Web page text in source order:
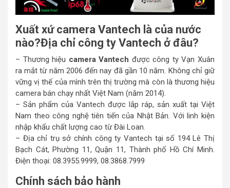
Xuất xứ camera Vantech là của nước
nào?Địa chỉ công ty Vantech ở đâu?
– Thương hiệu camera Vantech được công ty Vạn Xuân
ra mắt từ năm 2006 đến nay đã gần 10 năm. Không chỉ giữ
vững vị thế của mình trên thị trường mà còn là thương hiệu
camera bán chạy nhất Việt Nam (năm 2014).
– Sản phẩm của Vantech được lắp ráp, sản xuất tại Việt
Nam theo công nghệ tiên tiến của Nhật Bản. Với linh kiện
nhập khẩu chất lượng cao từ Đài Loan.
– Địa chỉ trụ sở chính công ty Vantech tại số 194 Lê Thị
Bạch Cát, Phường 11, Quận 11, Thành phố Hồ Chí Minh.
Điện thoại: 08.3955.9999, 08.3868.7999
Chính sách bảo hành